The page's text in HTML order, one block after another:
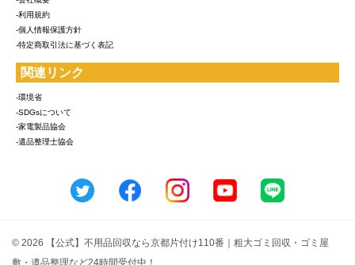
-利用規約
-個人情報保護方針
-特定商取引法に基づく表記
関連リンク
-環境省
-SDGsについて
-家電製品協会
-遺品整理士協会
© 2026 【公式】不用品回収なら京都片付け110番｜粗大ゴミ回収・ゴミ屋
敷・遺品整理など24時間受付中！